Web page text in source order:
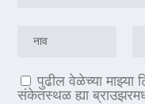
पुढील वेळेच्या माझ्या
संकेतस्थळ ह्या